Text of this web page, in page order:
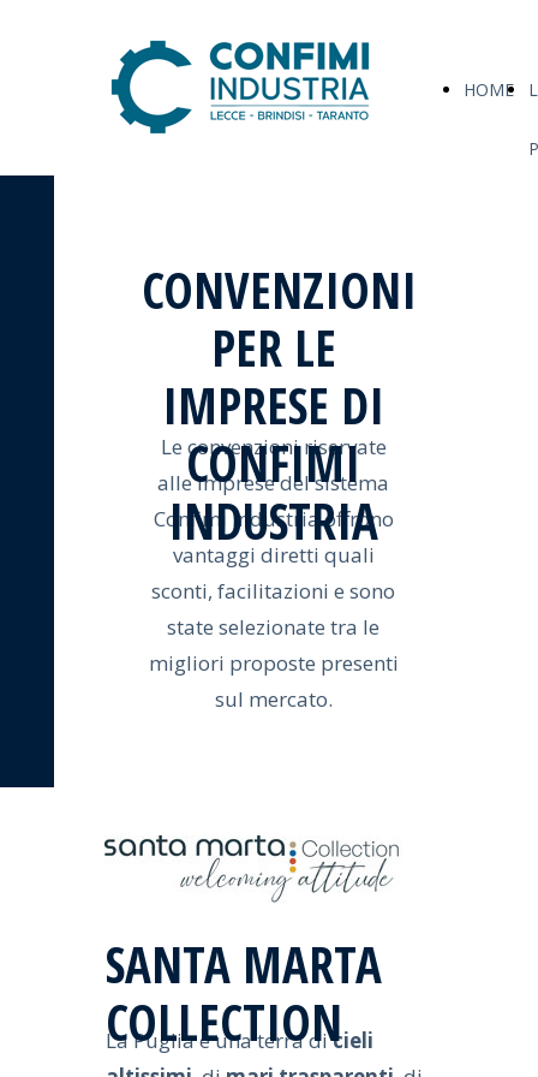
HOME
CONVENZIONI
PER LE
IMPRESE DI
CONFIMI
INDUSTRIA
Le convenzioni riservate
alle imprese del sistema
Confimi Industria offrono
vantaggi diretti quali
sconti, facilitazioni e sono
state selezionate tra le
migliori proposte presenti
sul mercato.
SANTA MARTA
COLLECTION
La Puglia è una terra dicieli